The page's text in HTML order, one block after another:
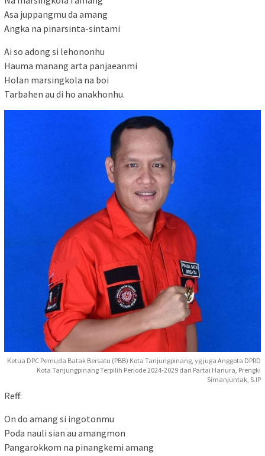
Asa juppangmu da amang
Angka na pinarsinta-sintami
Ai so adong si lehononhu
Hauma manang arta panjaeanmi
Holan marsingkola na boi
Tarbahen au di ho anakhonhu.
Ketua DPC Pemuda Batak Bersatu (PBB) Kota Tanjungpinang, yg juga Anggota DPRD
Kota Tanjungpinang Terpilih Periode 2024-2029 dari Partai Hanura, Prengki
Simanjuntak, S.IP
Reff:
On do amang si ingotonmu
Poda nauli sian au amangmon
Pangarokkom na pinangkemi amang